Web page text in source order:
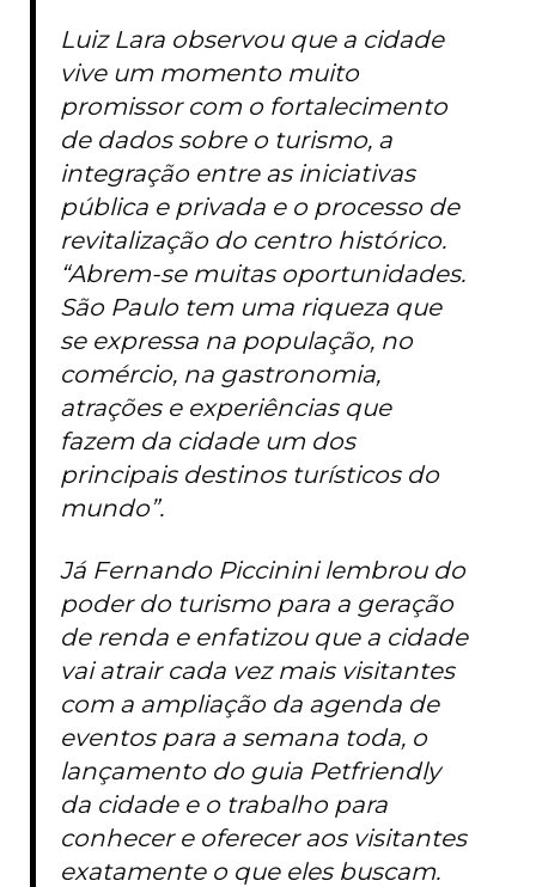
Luiz Lara observou que a cidade
vive um momento muito
promissor com o fortalecimento
de dados sobre o turismo, a
integração entre as iniciativas
pública e privada e o processo de
revitalização do centro histórico.
“Abrem-se muitas oportunidades.
São Paulo tem uma riqueza que
se expressa na população, no
comércio, na gastronomia,
atrações e experiências que
fazem da cidade um dos
principais destinos turísticos do
mundo”.
Já Fernando Piccinini lembrou do
poder do turismo para a geração
de renda e enfatizou que a cidade
vai atrair cada vez mais visitantes
com a ampliação da agenda de
eventos para a semana toda, o
lançamento do guia Petfriendly
da cidade e o trabalho para
conhecer e oferecer aos visitantes
exatamente o que eles buscam.